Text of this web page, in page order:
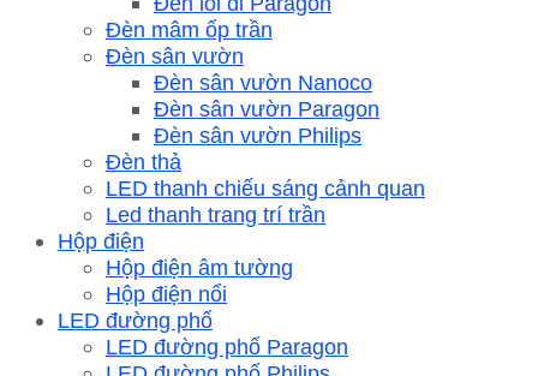
Đèn mâm ốp trần
Đèn sân vườn
Đèn sân vườn Nanoco
Đèn sân vườn Paragon
Đèn sân vườn Philips
Đèn thả
LED thanh chiếu sáng cảnh quan
Led thanh trang trí trần
Hộp điện
Hộp điện âm tường
Hộp điện nổi
LED đường phố
LED đường phố Paragon